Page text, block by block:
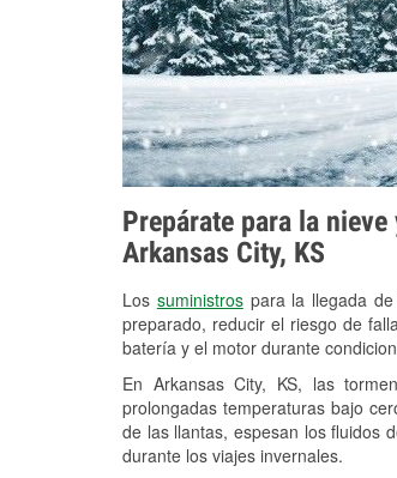
Prepárate para la
Arkansas City, KS
Los suministrospara la llegada de
preparado, reducir el riesgo de
batería y el motor durante
En Arkansas City, KS, las
prolongadas temperaturas bajo
de las llantas, espesan los fluidos
durante los viajes invernales.